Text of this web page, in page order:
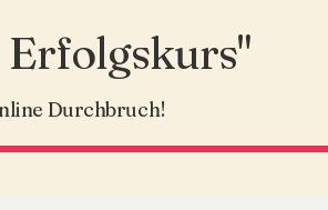
Erfolgskurs"
Durchbruch!